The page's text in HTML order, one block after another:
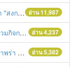
อ่าน 11,987
ลอดภัย"
อ่าน 4,237
5โมงเย็น
อ่าน 5,382
ษ์ อัมพาต